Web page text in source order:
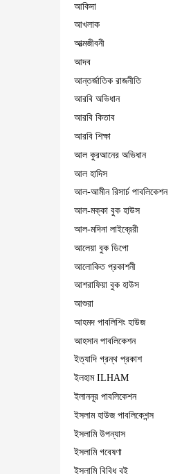
আকিদা
আখলাক
আত্মজীবনী
আদব
আন্তর্জাতিক রাজনীতি
আরবি অভিধান
আরবি কিতাব
আরবি শিক্ষা
আল কুরআনের অভিধান
আল হাদিস
আল-আমীন রিসার্চ পাবলিকেশন
আল-মক্কা বুক হাউস
আল-মদিনা লাইব্রেরী
আলেয়া বুক ডিপো
আলোকিত প্রকাশনী
আশরাফিয়া বুক হাউস
আশুরা
আহমদ পাবলিশিং হাউজ
আহসান পাবলিকেশন
ইত্যাদি গ্রন্থ প্রকাশ
ইলহাম ILHAM
ইলাননূর পাবলিকেশন
ইসলাম হাউজ পাবলিকেশন্স
ইসলামি উপন্যাস
ইসলামি গবেষণা
ইসলামি বিবিধ বই